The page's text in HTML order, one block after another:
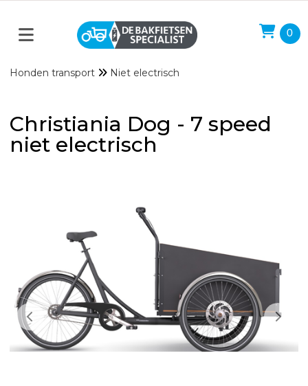
0
Honden transport Niet electrisch
Christiania Dog - 7 speed
niet electrisch